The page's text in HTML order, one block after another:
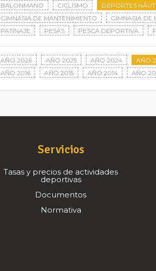
BALONMANO
CICLISMO DEPORTES
GIMNASIA DE MANTENIMIENTO
GIMNASIA DE
PATINAJE
PESAS PESCA DEPORTIVA
AÑO 2026 AÑO 2025 AÑO 2024 AÑO
AÑO 2016
AÑO 2015 AÑO 2014 AÑO
Servicios
Tasas y precios de actividades
deportivas
Documentos
Normativa